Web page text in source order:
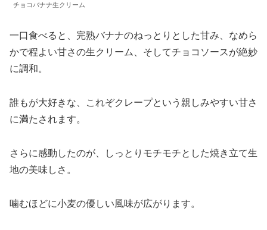
チョコバナナ生クリーム
一口食べると、完熟バナナのねっとりとした甘み、なめら
かで程よい甘さの生クリーム、そしてチョコソースが絶妙
に調和。
誰もが大好きな、これぞクレープという親しみやすい甘さ
に満たされます。
さらに感動したのが、しっとりモチモチとした焼き立て生
地の美味しさ。
噛むほどに小麦の優しい風味が広がります。